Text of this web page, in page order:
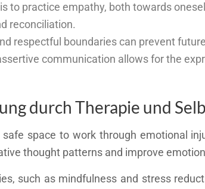
to practice empathy, both towards
reconciliation.
respectful boundaries can prevent
communication allows for the
durch Therapie und
space to work through emotional
thought patterns and improve
such as mindfulness and stress